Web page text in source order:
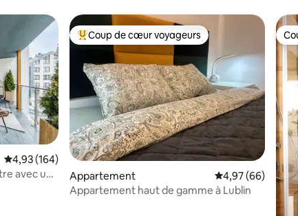
: 4,94 sur 5
Évaluation moyenne sur la base de 164 commentaires : 4,93 sur
4,93 (164)
avec une
Coups de cœur voyageurs les plus appréciés
Coup de cœur voyageurs
Appartement Évaluation
4,97 (66)
Appartement haut de gamme à Lublin